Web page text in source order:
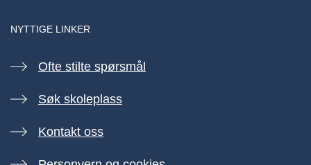
NYTTIGE LINKER
Ofte stilte spørsmål
Søk skoleplass
Kontakt oss